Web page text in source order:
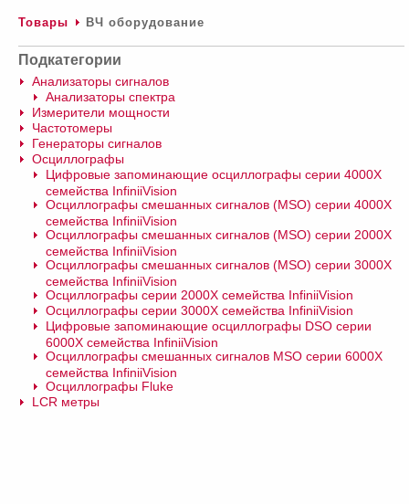
Товары ВЧ оборудование
Подкатегории
Анализаторы сигналов
Анализаторы спектра
Измерители мощности
Частотомеры
Генераторы сигналов
Осциллографы
Цифровые запоминающие осциллографы серии 4000Х
семейства InfiniiVision
Осциллографы смешанных сигналов (MSO) серии 4000Х
семейства InfiniiVision
Осциллографы смешанных сигналов (MSO) серии 2000Х
семейства InfiniiVision
Осциллографы смешанных сигналов (MSO) серии 3000Х
семейства InfiniiVision
Осциллографы серии 2000Х семейства InfiniiVision
Осциллографы серии 3000Х семейства InfiniiVision
Цифровые запоминающие осциллографы DSO серии
6000Х семейства InfiniiVision
Осциллографы смешанных сигналов MSO серии 6000Х
семейства InfiniiVision
Осциллографы Fluke
LCR метры